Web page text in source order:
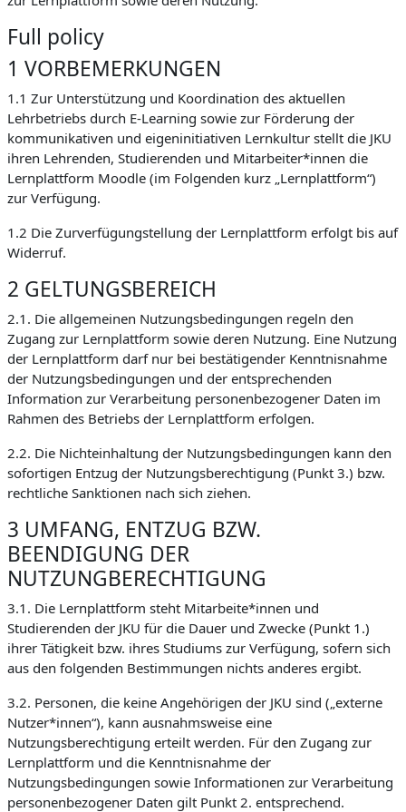
Full policy
1 VORBEMERKUNGEN
1.1 Zur Unterstützung und Koordination des aktuellen
Lehrbetriebs durch E-Learning sowie zur Förderung der
kommunikativen und eigeninitiativen Lernkultur stellt die JKU
ihren Lehrenden, Studierenden und Mitarbeiter*innen die
Lernplattform Moodle (im Folgenden kurz „Lernplattform“)
zur Verfügung.
1.2 Die Zurverfügungstellung der Lernplattform erfolgt bis auf
Widerruf.
2 GELTUNGSBEREICH
2.1. Die allgemeinen Nutzungsbedingungen regeln den
Zugang zur Lernplattform sowie deren Nutzung. Eine Nutzung
der Lernplattform darf nur bei bestätigender Kenntnisnahme
der Nutzungsbedingungen und der entsprechenden
Information zur Verarbeitung personenbezogener Daten im
Rahmen des Betriebs der Lernplattform erfolgen.
2.2. Die Nichteinhaltung der Nutzungsbedingungen kann den
sofortigen Entzug der Nutzungsberechtigung (Punkt 3.) bzw.
rechtliche Sanktionen nach sich ziehen.
3 UMFANG, ENTZUG BZW.
BEENDIGUNG DER
NUTZUNGBERECHTIGUNG
3.1. Die Lernplattform steht Mitarbeite*innen und
Studierenden der JKU für die Dauer und Zwecke (Punkt 1.)
ihrer Tätigkeit bzw. ihres Studiums zur Verfügung, sofern sich
aus den folgenden Bestimmungen nichts anderes ergibt.
3.2. Personen, die keine Angehörigen der JKU sind („externe
Nutzer*innen“), kann ausnahmsweise eine
Nutzungsberechtigung erteilt werden. Für den Zugang zur
Lernplattform und die Kenntnisnahme der
Nutzungsbedingungen sowie Informationen zur Verarbeitung
personenbezogener Daten gilt Punkt 2. entsprechend.